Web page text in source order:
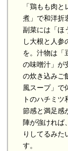
「鶏もも肉
煮」で和洋折
副菜には「ほ
し大根と人参
を。汁物は「
の味噌汁」が
の炊き込みご
風スープ」で
トのハチミ
節感と満足感
陣が強ければ
りしてるみた
す。